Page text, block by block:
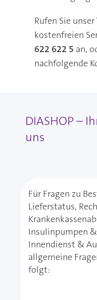
Rufen Sie
kostenfreien
622 622 5 an,
nachfolgende
DIASHOP –
uns
Für Fragen zu
Lieferstatus,
Insulinpumpen
Innendienst &
allgemeine
folgt: